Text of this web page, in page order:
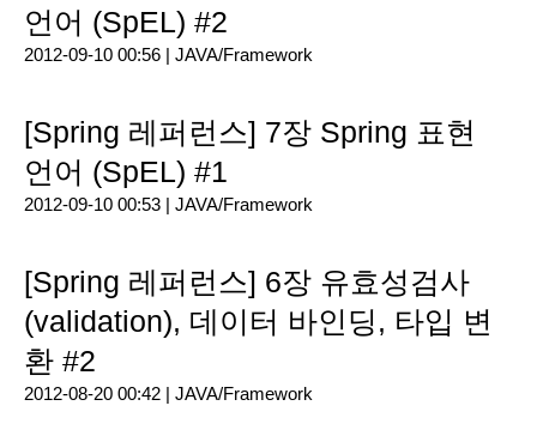
언어 (SpEL) #2
2012-09-10 00:56 | JAVA/Framework
[Spring 레퍼런스] 7장 Spring 표현
언어 (SpEL) #1
2012-09-10 00:53 | JAVA/Framework
[Spring 레퍼런스] 6장 유효성검사
(validation), 데이터 바인딩, 타입 변
환 #2
2012-08-20 00:42 | JAVA/Framework